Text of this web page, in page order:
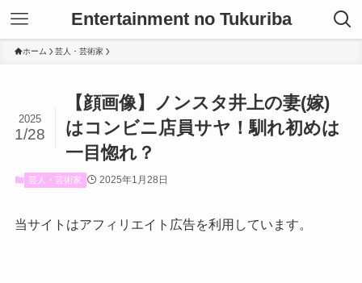
Entertainment no Tukuriba
ホーム 芸人・芸術家
【顔画像】ノンスタ井上の妻(嫁)
はコンビニ店員サヤ！馴れ初めは
一目惚れ？
2025
1/28
芸人・芸術家 2025年1月28日
当サイトはアフィリエイト広告を利用しています。